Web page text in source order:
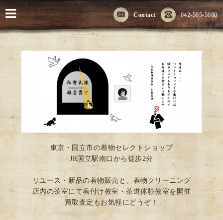
042-505-5080
Contact
東京・国立市の着物セレクトショップ
JR国立駅南口から徒歩2分
リユース・新品の着物販売と、着物クリーニング
店内の茶室にて着付け教室・茶道体験教室を開催
買取査定もお気軽にどうぞ！